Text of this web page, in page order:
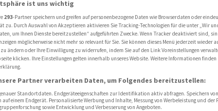
ist uns wichtig
293-Partner speichern und greifen auf personenbezogene Daten wie Browserdaten oder
zu. Durch Auswahl von Akzeptieren aktivieren Sie Tracking-Technologien für die unter „Wir
um Ihnen Dienste bereitzustellen“ aufgeführten Zwecke. Wenn Tracker deaktiviert sind,
möglicherweise nicht mehr so relevant für Sie. Sie können dieses Menü jederzeit wieder
ändern oder Ihre Einwilligung zu widerrufen, indem Sie auf den Link Voreinstellungen
klicken. Ihre Einstellungen gelten innerhalb unseres Website. Weitere Informationen finden
Partner verarbeiten Daten, um Folgendes bereitzustellen:
Standortdaten. Endgeräteeigenschaften zur Identifikation aktiv abfragen. Speichern
einem Endgerät. Personalisierte Werbung und Inhalte, Messung von Werbeleistung und der
sowie Entwicklung und Verbesserung von Angeboten.